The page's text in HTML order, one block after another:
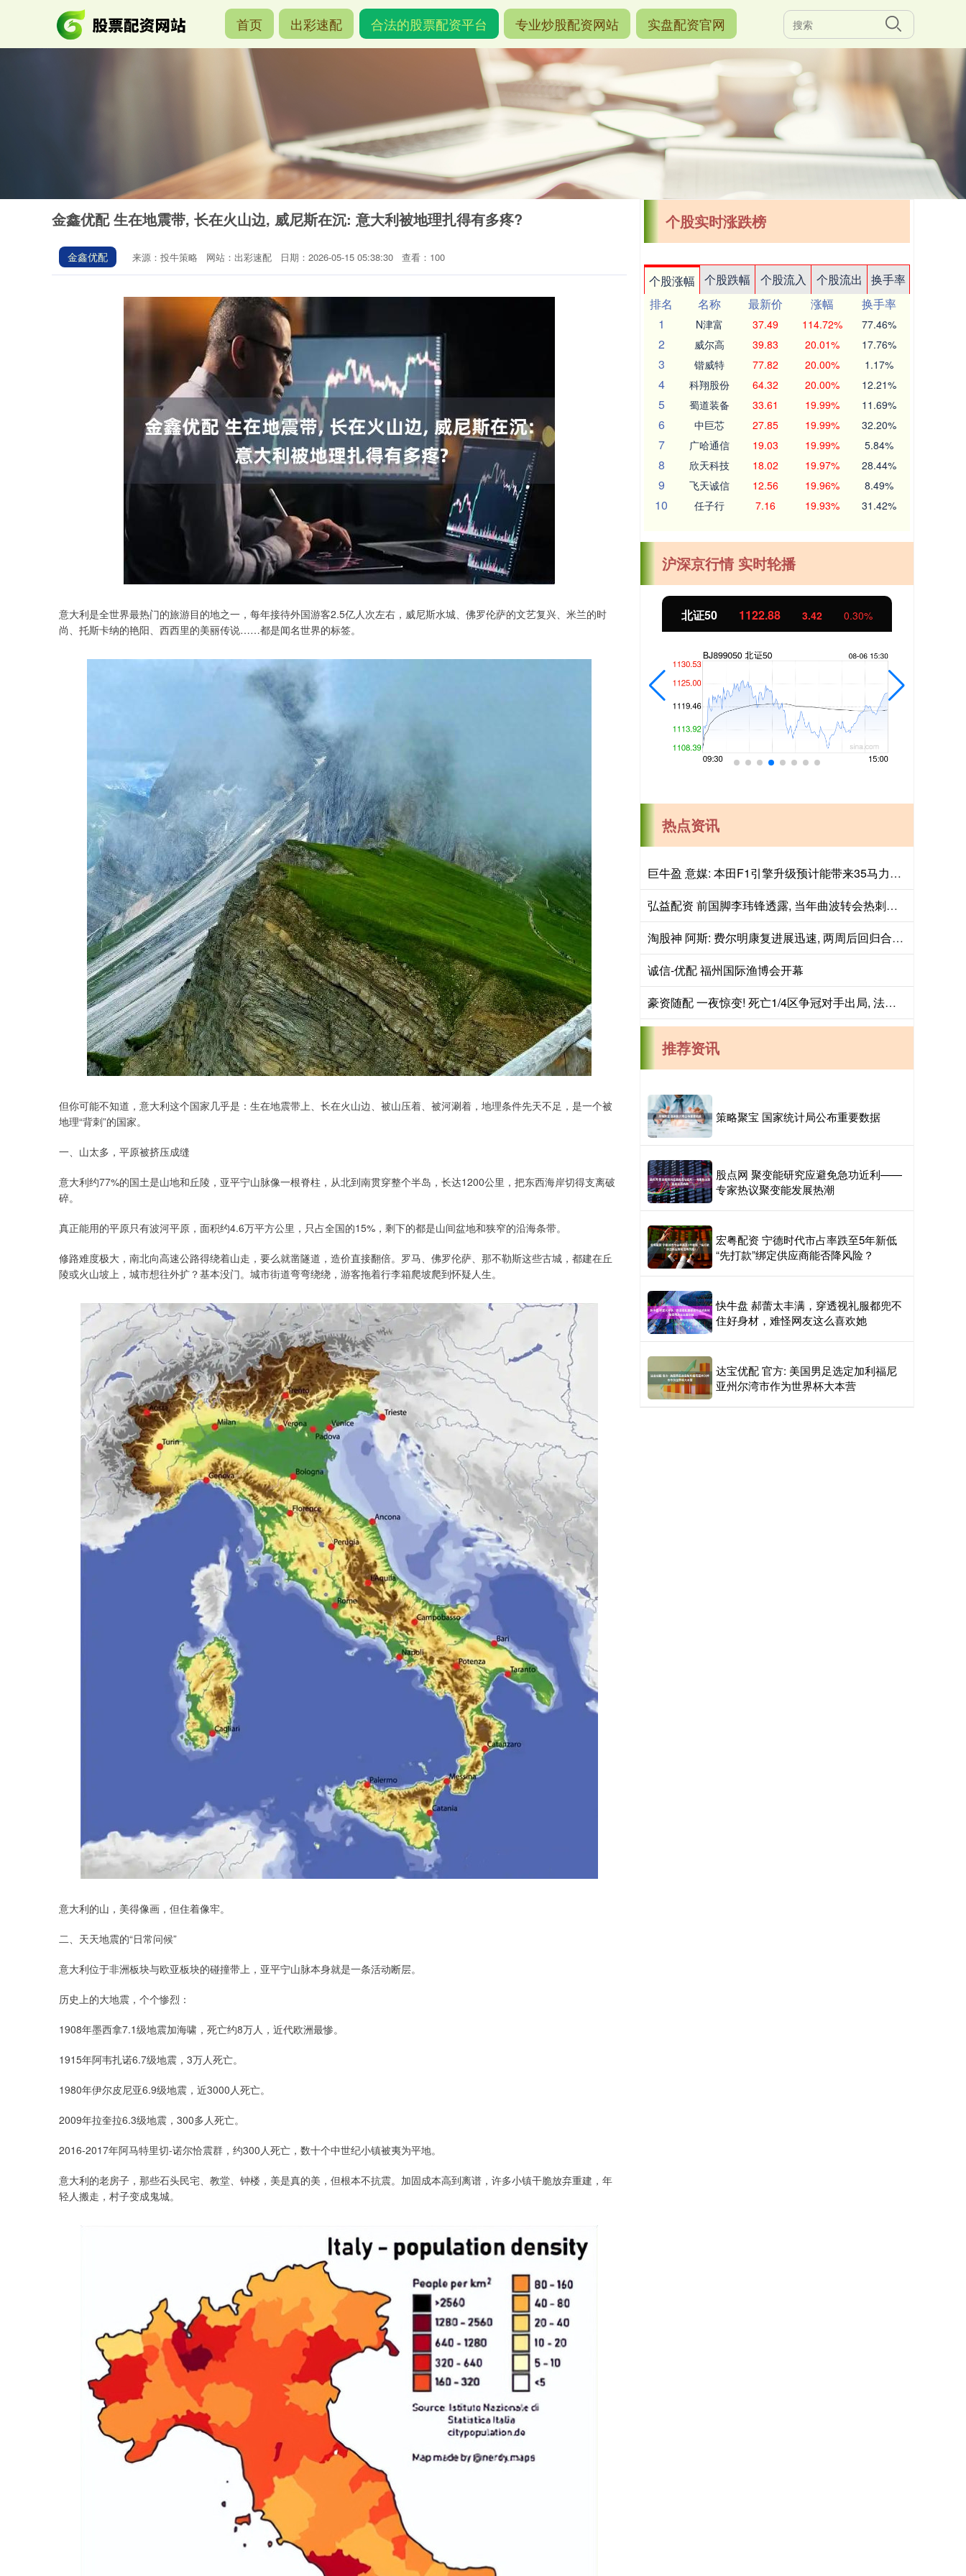
首页 出彩速配 合法的股票配资平台 专业炒股配资网站 实盘配资官网
金鑫优配 生在地震带, 长在火山边, 威尼斯在沉: 意大利被地理扎得有多疼?
金鑫优配 来源：投牛策略 网站：出彩速配 日期：2026-05-15 05:38:30 查看：100
意大利是全世界最热门的旅游目的地之一，每年接待外国游客2.5亿人次左右，威尼斯水城、佛罗伦萨的文艺复兴、米兰的时
尚、托斯卡纳的艳阳、西西里的美丽传说……都是闻名世界的标签。
但你可能不知道，意大利这个国家几乎是：生在地震带上、长在火山边、被山压着、被河涮着，地理条件先天不足，是一个被
地理“背刺”的国家。
一、山太多，平原被挤压成缝
意大利约77%的国土是山地和丘陵，亚平宁山脉像一根脊柱，从北到南贯穿整个半岛，长达1200公里，把东西海岸切得支离破
碎。
真正能用的平原只有波河平原，面积约4.6万平方公里，只占全国的15%，剩下的都是山间盆地和狭窄的沿海条带。
修路难度极大，南北向高速公路得绕着山走，要么就凿隧道，造价直接翻倍。罗马、佛罗伦萨、那不勒斯这些古城，都建在丘
陵或火山坡上，城市想往外扩？基本没门。城市街道弯弯绕绕，游客拖着行李箱爬坡爬到怀疑人生。
意大利的山，美得像画，但住着像牢。
二、天天地震的“日常问候”
意大利位于非洲板块与欧亚板块的碰撞带上，亚平宁山脉本身就是一条活动断层。
历史上的大地震，个个惨烈：
1908年墨西拿7.1级地震加海啸，死亡约8万人，近代欧洲最惨。
1915年阿韦扎诺6.7级地震，3万人死亡。
1980年伊尔皮尼亚6.9级地震，近3000人死亡。
2009年拉奎拉6.3级地震，300多人死亡。
2016-2017年阿马特里切-诺尔恰震群，约300人死亡，数十个中世纪小镇被夷为平地。
意大利的老房子，那些石头民宅、教堂、钟楼，美是真的美，但根本不抗震。加固成本高到离谱，许多小镇干脆放弃重建，年
轻人搬走，村子变成鬼城。
个股实时涨跌榜
个股涨幅 个股跌幅 个股流入 个股流出
换手率
排名
名称 最新价 涨幅
换手率
1
N津富 37.49 114.72% 77.46%
2 威尔高 39.83 20.01% 17.76%
3 锴威特 77.82 20.00% 1.17%
4 科翔股份 64.32 20.00% 12.21%
5 蜀道装备 33.61 19.99% 11.69%
6 中巨芯 27.85 19.99% 32.20%
7 广哈通信 19.03 19.99% 5.84%
8 欣天科技 18.02 19.97% 28.44%
9 飞天诚信 12.56 19.96% 8.49%
10 任子行 7.16 19.93% 31.42%
沪深京行情 实时轮播
0.57% 深证成指 14110.12 -34.08 -0.24% 沪深300 4651.31 -6.85 -0.15% 北证50 1122.88 3.42 0.30%
热点资讯
巨牛盈 意媒: 本田F1引擎升级预计能带来35马力的提升
弘益配资 前国脚李玮锋透露, 当年曲波转会热刺失败其实不是能力问题。
淘股神 阿斯: 费尔明康复进展迅速, 两周后回归合练&能赶上西甲首轮
诚信-优配 福州国际渔博会开幕
豪资随配 一夜惊变! 死亡1/4区争冠对手出局, 法国笑了!
推荐资讯
策略聚宝 国家统计局公布重要数据
股点网 聚变能研究应避免急功近利——
专家热议聚变能发展热潮
宏粤配资 宁德时代市占率跌至5年新低
“先打款”绑定供应商能否降风险？
快牛盘 郝蕾太丰满，穿透视礼服都兜不
住好身材，难怪网友这么喜欢她
达宝优配 官方: 美国男足选定加利福尼
亚州尔湾市作为世界杯大本营